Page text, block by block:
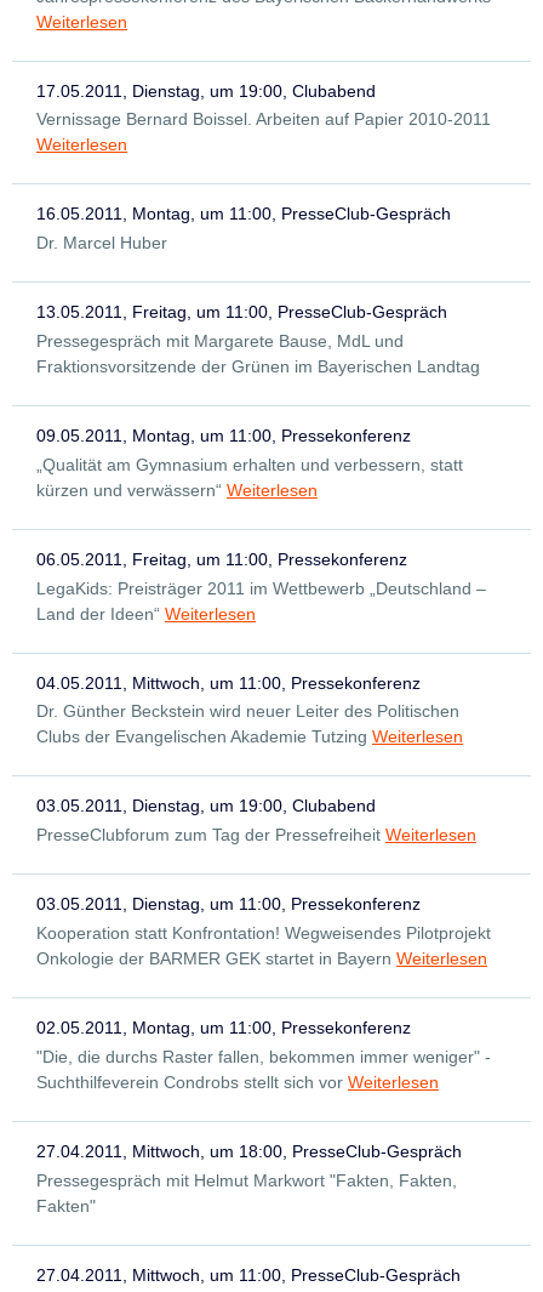
Weiterlesen
17.05.2011, Dienstag, um 19:00, Clubabend
Vernissage Bernard Boissel. Arbeiten auf Papier 2010-2011
Weiterlesen
16.05.2011, Montag, um 11:00, PresseClub-Gespräch
Dr. Marcel Huber
13.05.2011, Freitag, um 11:00, PresseClub-Gespräch
Pressegespräch mit Margarete Bause, MdL und
Fraktionsvorsitzende der Grünen im Bayerischen Landtag
09.05.2011, Montag, um 11:00, Pressekonferenz
„Qualität am Gymnasium erhalten und verbessern, statt
kürzen und verwässern“ Weiterlesen
06.05.2011, Freitag, um 11:00, Pressekonferenz
LegaKids: Preisträger 2011 im Wettbewerb „Deutschland –
Land der Ideen“ Weiterlesen
04.05.2011, Mittwoch, um 11:00, Pressekonferenz
Dr. Günther Beckstein wird neuer Leiter des Politischen
Clubs der Evangelischen Akademie Tutzing Weiterlesen
03.05.2011, Dienstag, um 19:00, Clubabend
PresseClubforum zum Tag der Pressefreiheit Weiterlesen
03.05.2011, Dienstag, um 11:00, Pressekonferenz
Kooperation statt Konfrontation! Wegweisendes Pilotprojekt
Onkologie der BARMER GEK startet in Bayern Weiterlesen
02.05.2011, Montag, um 11:00, Pressekonferenz
"Die, die durchs Raster fallen, bekommen immer weniger" -
Suchthilfeverein Condrobs stellt sich vor Weiterlesen
27.04.2011, Mittwoch, um 18:00, PresseClub-Gespräch
Pressegespräch mit Helmut Markwort "Fakten, Fakten,
Fakten"
27.04.2011, Mittwoch, um 11:00, PresseClub-Gespräch